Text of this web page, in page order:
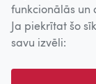
funkcionālās un
Ja piekrītat šo
savu izvēli: